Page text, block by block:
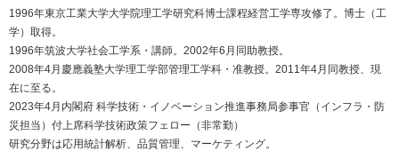
1996年東京工業大学大学院理工学研究科博士課程経営工学専攻修了。博士（工
学）取得。
1996年筑波大学社会工学系・講師。2002年6月同助教授。
2008年4月慶應義塾大学理工学部管理工学科・准教授。2011年4月同教授、現
在に至る。
2023年4月内閣府 科学技術・イノベーション推進事務局参事官（インフラ・防
災担当）付上席科学技術政策フェロー（非常勤）
研究分野は応用統計解析、品質管理、マーケティング。